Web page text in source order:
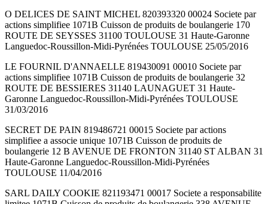
O DELICES DE SAINT MICHEL 820393320 00024 Societe par
actions simplifiee 1071B Cuisson de produits de boulangerie 170
ROUTE DE SEYSSES 31100 TOULOUSE 31 Haute-Garonne
Languedoc-Roussillon-Midi-Pyrénées TOULOUSE 25/05/2016
LE FOURNIL D'ANNAELLE 819430091 00010 Societe par
actions simplifiee 1071B Cuisson de produits de boulangerie 32
ROUTE DE BESSIERES 31140 LAUNAGUET 31 Haute-
Garonne Languedoc-Roussillon-Midi-Pyrénées TOULOUSE
31/03/2016
SECRET DE PAIN 819486721 00015 Societe par actions
simplifiee a associe unique 1071B Cuisson de produits de
boulangerie 12 B AVENUE DE FRONTON 31140 ST ALBAN 31
Haute-Garonne Languedoc-Roussillon-Midi-Pyrénées
TOULOUSE 11/04/2016
SARL DAILY COOKIE 821193471 00017 Societe a responsabilite